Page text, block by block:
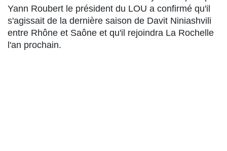
Yann Roubert le président du LOU a confirmé qu'il
s'agissait de la dernière saison de Davit Niniashvili
entre Rhône et Saône et qu'il rejoindra La Rochelle
l'an prochain.